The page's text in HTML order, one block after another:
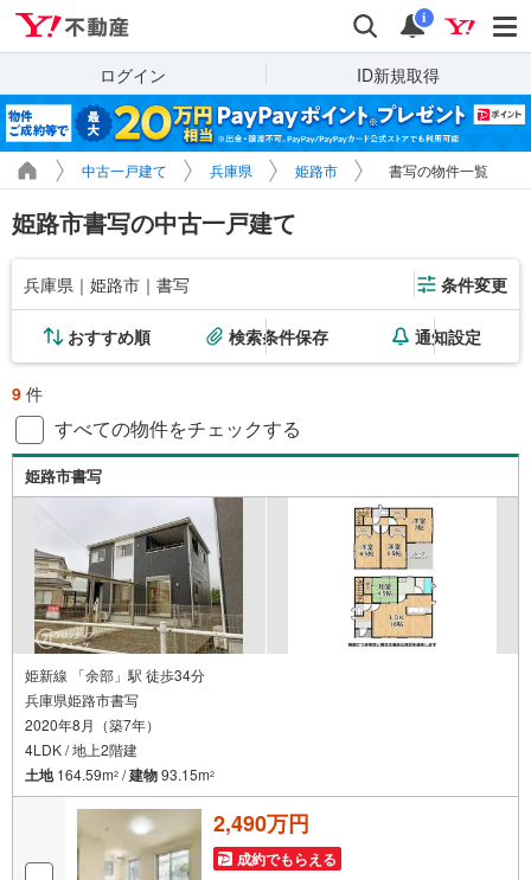
検索 通知
i
ログイン ID新規取得
中古一戸建て 兵庫県 姫路市 書写の物件一覧
姫路市書写の中古一戸建て
兵庫県｜姫路市｜書写 条件変更
おすすめ順 検索条件保存 通知設定
9 件
すべての物件をチェックする
姫路市書写
姫新線 「余部」駅 徒歩34分
兵庫県姫路市書写
2020年8月（築7年）
4LDK / 地上2階建
土地164.59m2 /建物93.15m2
2,490万円
成約でもらえる